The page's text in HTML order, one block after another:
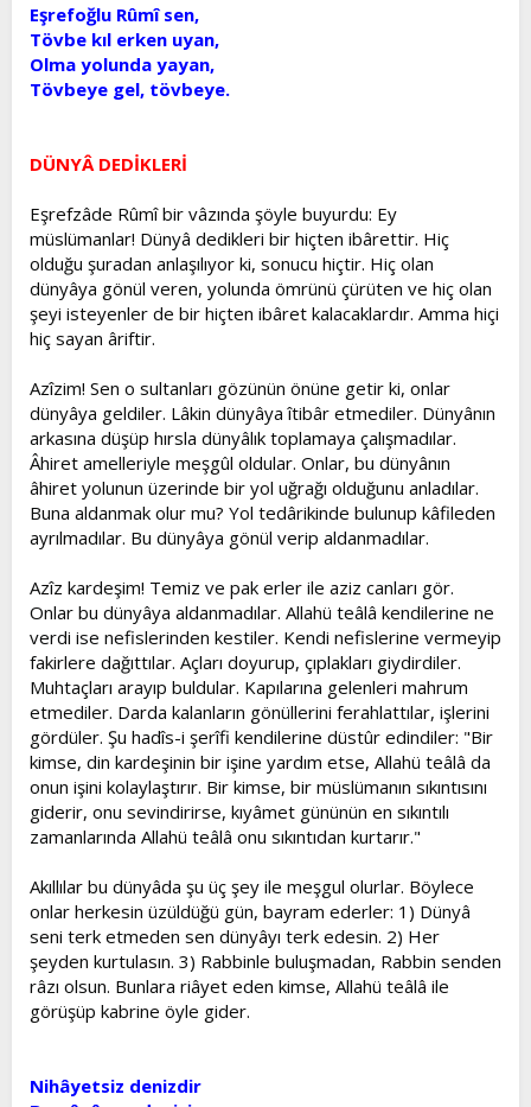
Eşrefoğlu Rûmî sen,
Tövbe kıl erken uyan,
Olma yolunda yayan,
Tövbeye gel, tövbeye.
DÜNYÂ DEDİKLERİ
Eşrefzâde Rûmî bir vâzında şöyle buyurdu: Ey
müslümanlar! Dünyâ dedikleri bir hiçten ibârettir. Hiç
olduğu şuradan anlaşılıyor ki, sonucu hiçtir. Hiç olan
dünyâya gönül veren, yolunda ömrünü çürüten ve hiç olan
şeyi isteyenler de bir hiçten ibâret kalacaklardır. Amma hiçi
hiç sayan âriftir.
Azîzim! Sen o sultanları gözünün önüne getir ki, onlar
dünyâya geldiler. Lâkin dünyâya îtibâr etmediler. Dünyânın
arkasına düşüp hırsla dünyâlık toplamaya çalışmadılar.
Âhiret amelleriyle meşgûl oldular. Onlar, bu dünyânın
âhiret yolunun üzerinde bir yol uğrağı olduğunu anladılar.
Buna aldanmak olur mu? Yol tedârikinde bulunup kâfileden
ayrılmadılar. Bu dünyâya gönül verip aldanmadılar.
Azîz kardeşim! Temiz ve pak erler ile aziz canları gör.
Onlar bu dünyâya aldanmadılar. Allahü teâlâ kendilerine ne
verdi ise nefislerinden kestiler. Kendi nefislerine vermeyip
fakirlere dağıttılar. Açları doyurup, çıplakları giydirdiler.
Muhtaçları arayıp buldular. Kapılarına gelenleri mahrum
etmediler. Darda kalanların gönüllerini ferahlattılar, işlerini
gördüler. Şu hadîs-i şerîfi kendilerine düstûr edindiler: "Bir
kimse, din kardeşinin bir işine yardım etse, Allahü teâlâ da
onun işini kolaylaştırır. Bir kimse, bir müslümanın sıkıntısını
giderir, onu sevindirirse, kıyâmet gününün en sıkıntılı
zamanlarında Allahü teâlâ onu sıkıntıdan kurtarır."
Akıllılar bu dünyâda şu üç şey ile meşgul olurlar. Böylece
onlar herkesin üzüldüğü gün, bayram ederler: 1) Dünyâ
seni terk etmeden sen dünyâyı terk edesin. 2) Her
şeyden kurtulasın. 3) Rabbinle buluşmadan, Rabbin senden
râzı olsun. Bunlara riâyet eden kimse, Allahü teâlâ ile
görüşüp kabrine öyle gider.
Nihâyetsiz denizdir